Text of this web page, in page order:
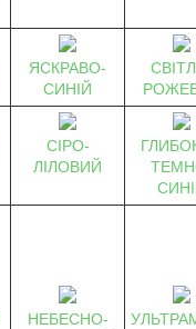
ЯСКРАВО-
СИНІЙ
СІРО-
ЛІЛОВИЙ
НЕБЕСНО-